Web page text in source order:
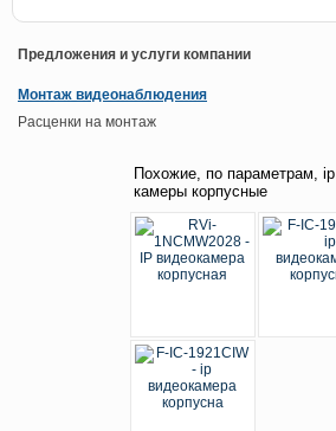
Предложения и услуги компании
Монтаж видеонаблюдения
Расценки на монтаж
Похожие, по параметрам, ip
камеры корпусные